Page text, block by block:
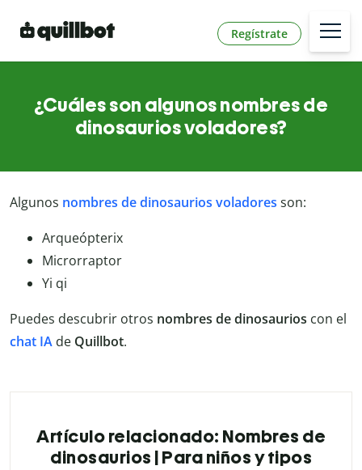
Regístrate
¿Cuáles son algunos nombres de
dinosaurios voladores?
Algunos nombres de dinosaurios voladores son:
Arqueópterix
Microrraptor
Yi qi
Puedes descubrir otros nombres de dinosaurios con el
chat IA de Quillbot.
Artículo relacionado: Nombres de
dinosaurios | Para niños y tipos